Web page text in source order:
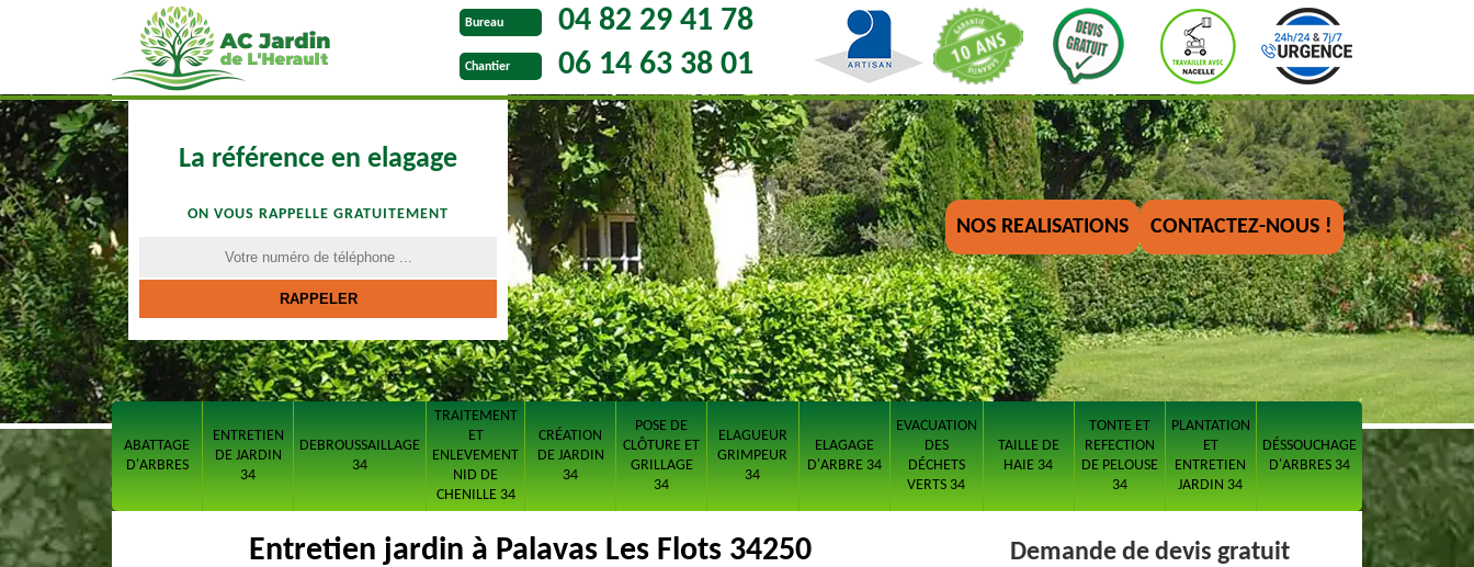
Bureau 04 82 29 41 78
Chantier 06 14 63 38 01
La référence en elagage
ON VOUS RAPPELLE GRATUITEMENT
NOS REALISATIONS CONTACTEZ-NOUS !
ABATTAGE
D'ARBRES
ENTRETIEN
DE JARDIN
34
DEBROUSSAILLAGE
34
TRAITEMENT
ET
ENLEVEMENT
NID DE
CHENILLE 34
CRÉATION
DE JARDIN
34
POSE DE
CLÔTURE ET
GRILLAGE
34
ELAGUEUR
GRIMPEUR
34
ELAGAGE
D'ARBRE 34
EVACUATION
DES
DÉCHETS
VERTS 34
TAILLE DE
HAIE 34
TONTE ET
REFECTION
DE PELOUSE
34
PLANTATION
ET
ENTRETIEN
JARDIN 34
DÉSSOUCHAGE
D'ARBRES 34
Entretien jardin à Palavas Les Flots 34250 Demande de devis gratuit